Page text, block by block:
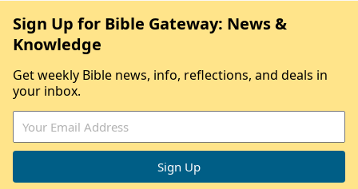
Sign Up for Bible Gateway: News &
Knowledge
Get weekly Bible news, info, reflections, and deals in
your inbox.